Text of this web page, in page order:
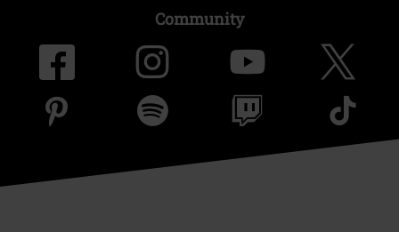
Community